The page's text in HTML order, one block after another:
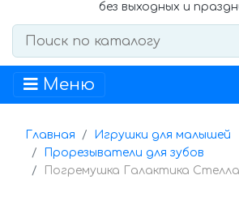
без выходных и
Меню
Главная
Игрушки для малышей
Прорезыватели для зубов
Погремушка Галактика